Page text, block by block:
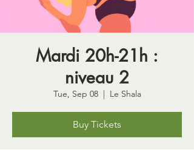
Mardi 20h-21h :
niveau 2
Tue, Sep 08
  |
Le Shala
Buy Tickets